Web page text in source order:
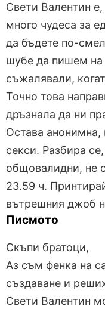
Свети Валентин
много чудеса за
да бъдете по-
шубе да пишем на
съжалявали,
Точно това
дръзнала да ни
Остава анонимна,
секси. Разбира
общовалидни, не
23.59 ч.
вътрешния джоб
Писмото
Скъпи братоци,
Аз съм фенка на
създаване и
Свети Валентин